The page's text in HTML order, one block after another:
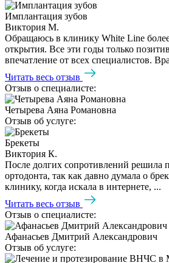
Имплантация зубов
Виктория М.
Обращаюсь в клинику White Line более
открытия. Все эти годы только
впечатление от всех специалистов.
Читать весь отзыв
Отзыв о специалисте:
Четырева Аяна Романовна
Отзыв об услуге:
Брекеты
Виктория К.
После долгих сопротивлений решила
ортодонта, так как давно думала о
клинику, когда искала в интернете, ...
Читать весь отзыв
Отзыв о специалисте:
Афанасьев Дмитрий Александрович
Отзыв об услуге: